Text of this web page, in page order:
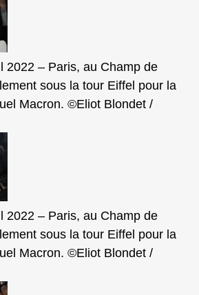
2022 – Paris, au Champ de
sous la tour Eiffel pour la
Macron. ©Eliot Blondet /
2022 – Paris, au Champ de
sous la tour Eiffel pour la
Macron. ©Eliot Blondet /